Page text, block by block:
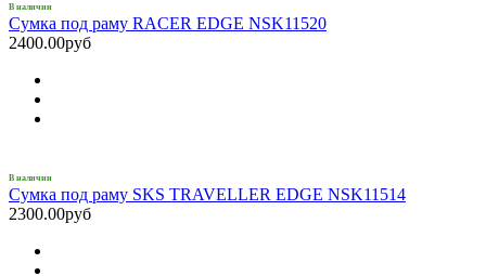
В наличии
Сумка под раму RACER EDGE NSK11520
2400.00руб
В наличии
Сумка под раму SKS TRAVELLER EDGE NSK11514
2300.00руб